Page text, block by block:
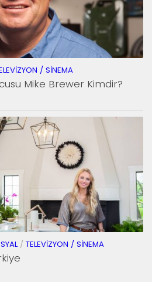
/ SINEMA
Mike Brewer Kimdir?
/ TELEVIZYON / SINEMA